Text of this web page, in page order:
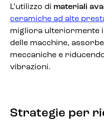
L’utilizzo di materiali
ceramiche ad alte
migliora ulteriormente
delle macchine,
meccaniche e
vibrazioni.
Strategie per